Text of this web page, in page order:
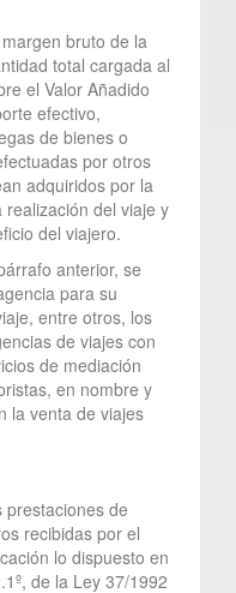
bruto de la
total cargada al
el Valor Añadido
efectivo,
de bienes o
por otros
adquiridos por la
del viaje y
del viajero.
anterior, se
para su
entre otros, los
de viajes con
de mediación
en nombre y
la venta de viajes
prestaciones de
recibidas por el
lo dispuesto en
de la Ley 37/1992